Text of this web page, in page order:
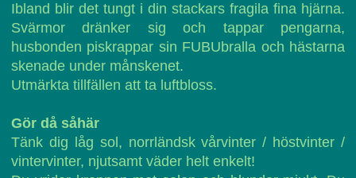
Ibland blir det tungt i din stackars fragila fina hjärna.
Svärmor dränker sig och tappar pengarna,
husbonden piskrappar sin FUBUbralla och hästarna
skenade under månskenet.
Utmärkta tillfällen att ta luftbloss.
Gör då såhär
Tänk dig låg sol, norrländsk vårvinter / höstvinter /
vintervinter, njutsamt väder helt enkelt!